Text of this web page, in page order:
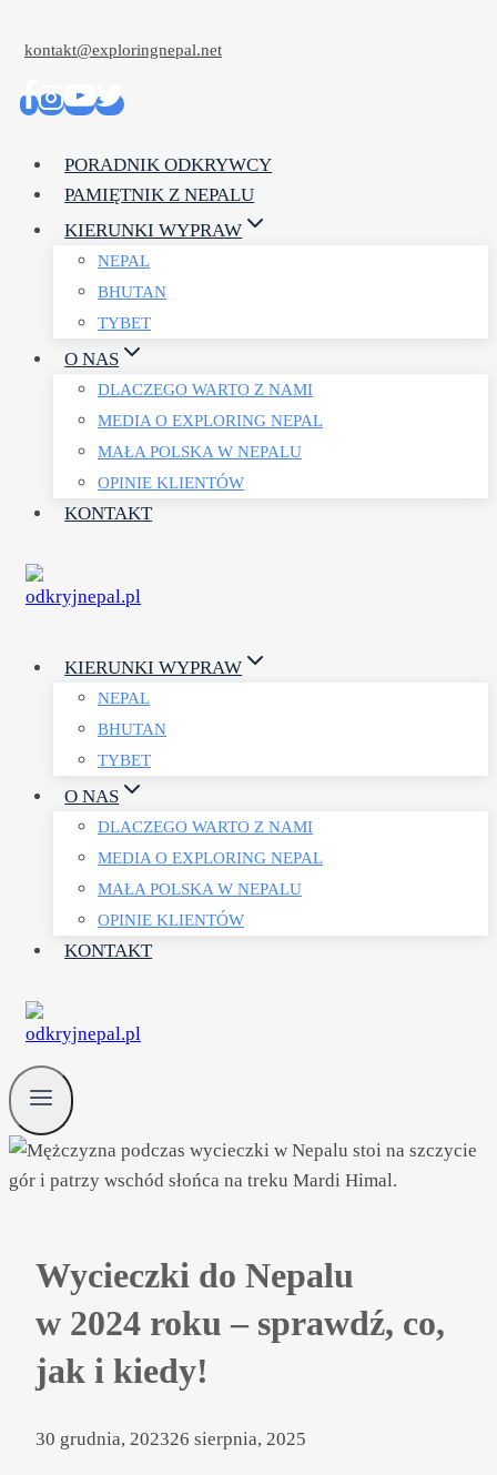
dokontakt@exploringnepal.net
PORADNIK ODKRYWCY
PAMIĘTNIK Z NEPALU
KIERUNKI WYPRAW
NEPAL
BHUTAN
TYBET
O NAS
DLACZEGO WARTO Z NAMI
MEDIA O EXPLORING NEPAL
MAŁA POLSKA W NEPALU
OPINIE KLIENTÓW
KONTAKT
KIERUNKI WYPRAW
NEPAL
BHUTAN
TYBET
O NAS
DLACZEGO WARTO Z NAMI
MEDIA O EXPLORING NEPAL
MAŁA POLSKA W NEPALU
OPINIE KLIENTÓW
KONTAKT
Wycieczki do Nepalu
w 2024 roku – sprawdź, co,
jak i kiedy!
30 grudnia, 202326 sierpnia, 2025